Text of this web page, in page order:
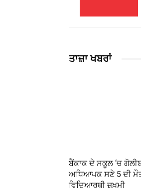
ਤਾਜ਼ਾ ਖਬਰਾਂ
ਬੈਂਕਾਕ ਦੇ ਸਕੂਲ ‘ਚ
ਅਧਿਆਪਕ ਸਣੇ 5 ਦੀ
ਵਿਦਿਆਰਥੀ ਜ਼ਖ਼ਮੀ